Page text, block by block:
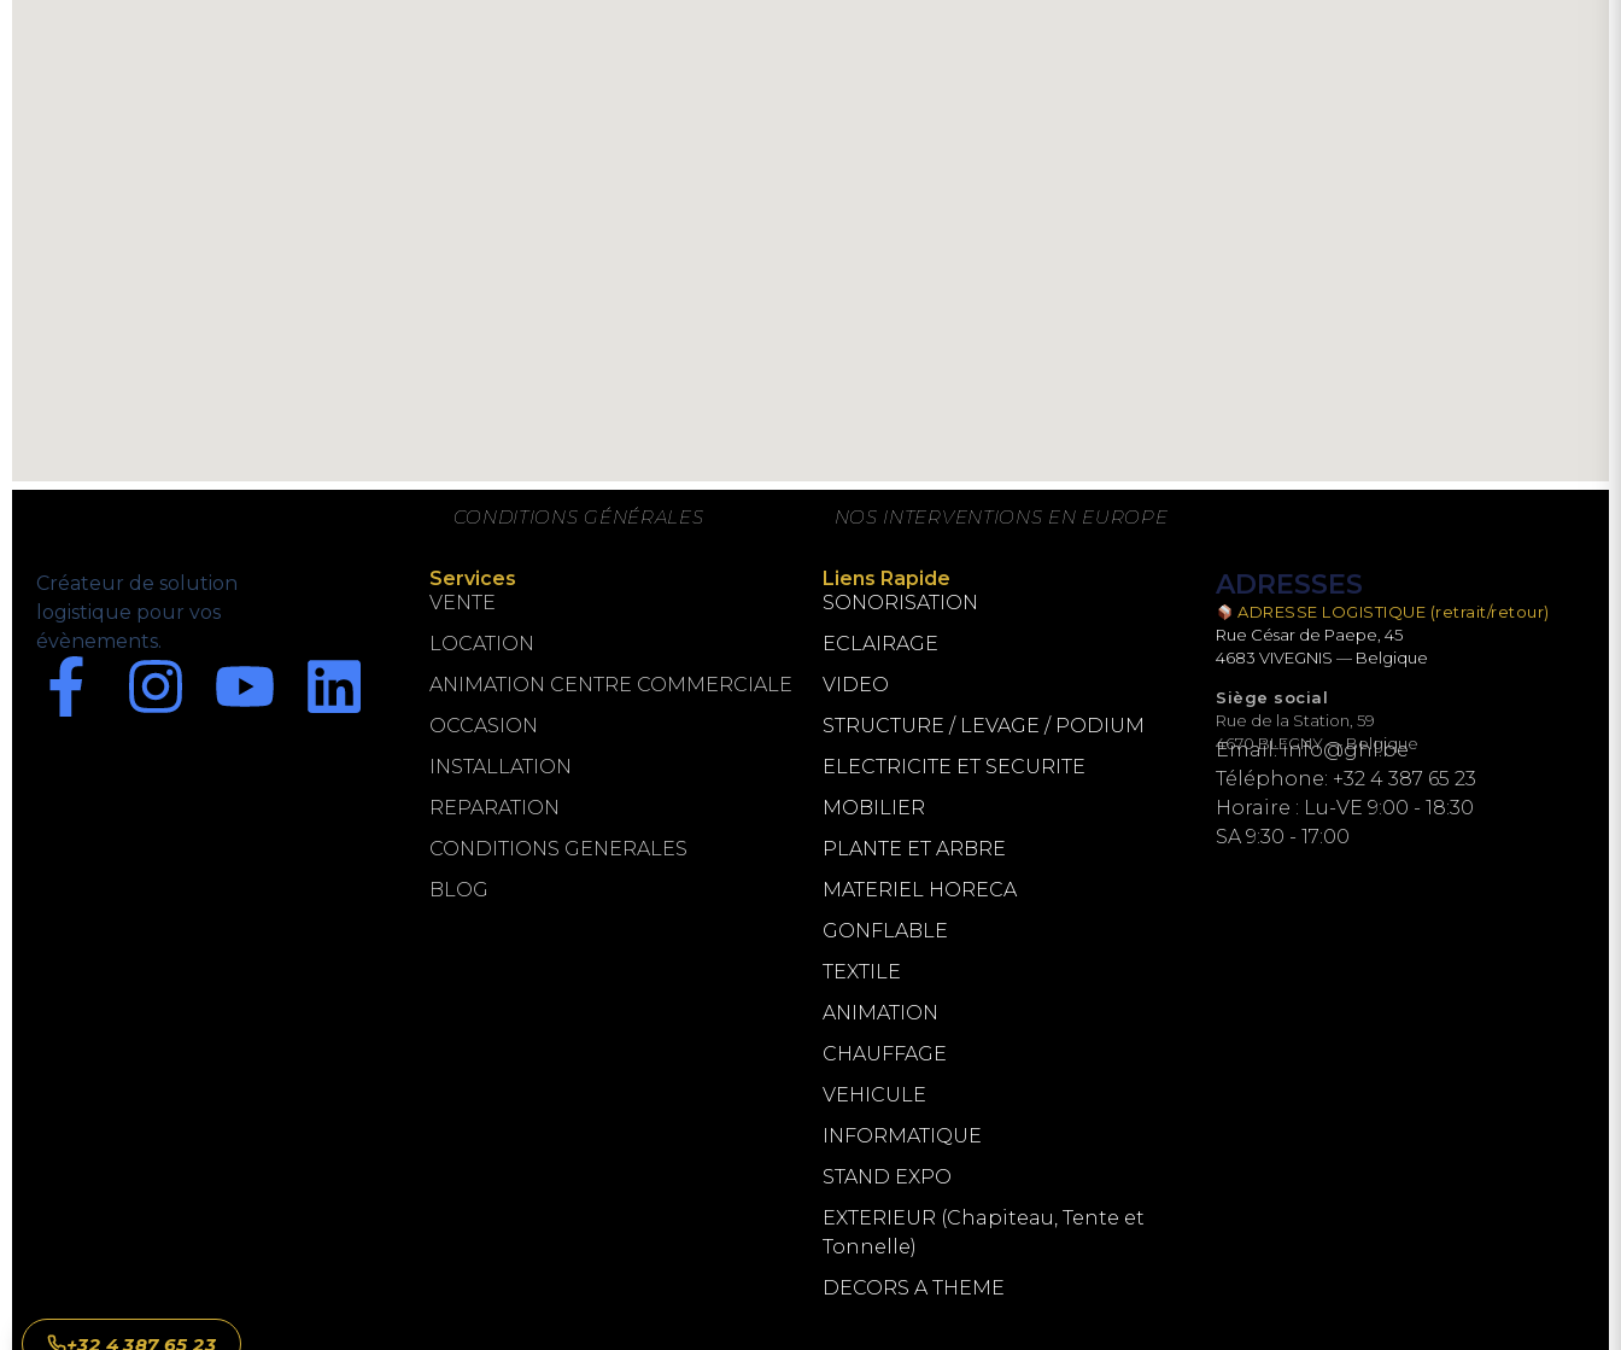
CONDITIONS GÉNÉRALES NOS INTERVENTIONS EN EUROPE
Créateur de solution
logistique pour vos
évènements.
Services
VENTE
LOCATION
ANIMATION CENTRE COMMERCIALE
OCCASION
INSTALLATION
REPARATION
CONDITIONS GENERALES
BLOG
Liens Rapide
SONORISATION
ECLAIRAGE
VIDEO
STRUCTURE / LEVAGE / PODIUM
ELECTRICITE ET SECURITE
MOBILIER
PLANTE ET ARBRE
MATERIEL HORECA
GONFLABLE
TEXTILE
ANIMATION
CHAUFFAGE
VEHICULE
INFORMATIQUE
STAND EXPO
EXTERIEUR (Chapiteau, Tente et
Tonnelle)
DECORS A THEME
ADRESSES
ADRESSE LOGISTIQUE (retrait/retour)
Rue César de Paepe, 45
4683 VIVEGNIS — Belgique
Siège social
Rue de la Station, 59
4670 BLEGNY — Belgique
Email:info@ghl.be
Téléphone: +32 4 387 65 23
Horaire : Lu-VE 9:00 - 18:30
SA 9:30 - 17:00
+32 4 387 65 23